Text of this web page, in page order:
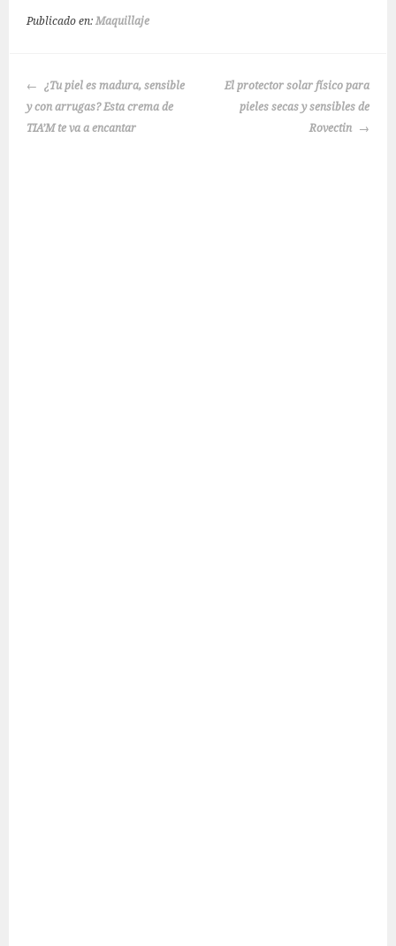
Publicado en:Maquillaje
NAVEGACIÓN
DE
ENTRADAS
¿Tu piel es madura, sensible
y con arrugas? Esta crema de
TIA’M te va a encantar
El protector solar físico para
pieles secas y sensibles de
Rovectin